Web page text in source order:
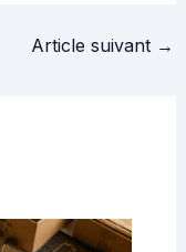
Article suivant →